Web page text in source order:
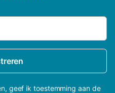
geef ik toestemming aan de